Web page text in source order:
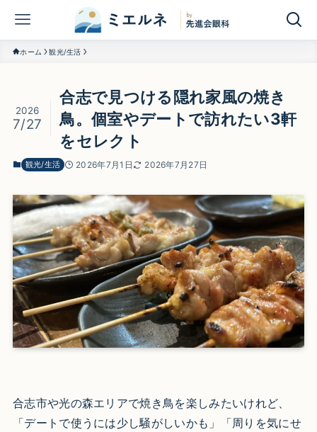
ホーム 観光/生活
合志で見つける隠れ家風の焼き
鳥。個室やデートで訪れたい3軒
をセレクト
2026
7/27
観光/生活 2026年7月1日 2026年7月27日
合志市や光の森エリアで焼き鳥を楽しみたいけれど、
「デートで使うには少し騒がしいかも」「周りを気にせ